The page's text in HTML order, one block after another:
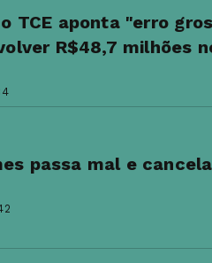
TCE aponta "erro
R$48,7 milhões
passa mal e